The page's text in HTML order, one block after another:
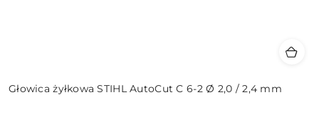
Głowica żyłkowa STIHL AutoCut C 6-2 Ø 2,0 / 2,4 mm